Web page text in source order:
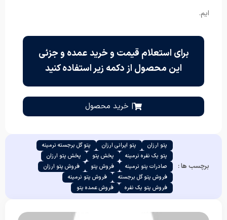
ایم.
برای استعلام قیمت و خرید عمده و جزئی
این محصول از دکمه زیر استفاده کنید
| خرید محصول
برچسب ها :
پتو ارزان پتو ایرانی ارزان
پتو گل برجسته نرمینه
پتو یک نفره نرمینه
پخش پتو
پخش پتو ارزان
صادرات پتو نرمینه
فروش پتو
فروش پتو ارزان
فروش پتو گل برجسته
فروش پتو نرمینه
فروش پتو یک نفره
فروش عمده پتو